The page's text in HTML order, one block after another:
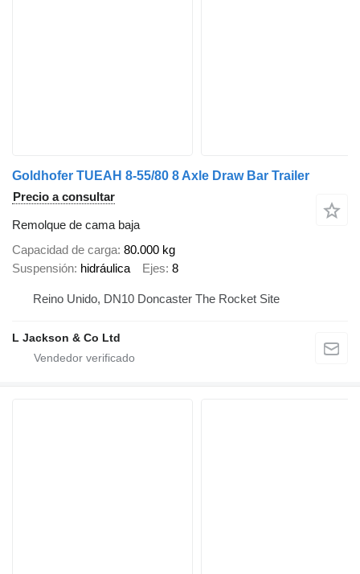
Goldhofer TUEAH 8-55/80 8 Axle Draw Bar Trailer
Precio a consultar
Remolque de cama baja
Capacidad de carga 80.000 kg
Suspensión hidráulica Ejes 8
Reino Unido, DN10 Doncaster The Rocket Site
L Jackson & Co Ltd